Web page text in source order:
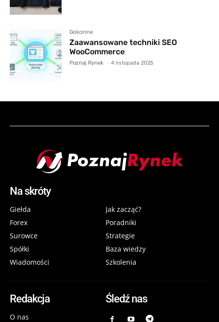
Gościnne
Zaawansowane techniki SEO
WooCommerce
Poznaj Rynek - 4 listopada 2025
Na skróty
Giełda
Forex
Surowce
Spółki
Wiadomości
Jak zacząć?
Poradniki
Strategie
Baza wiedzy
Szkolenia
Redakcja
O nas
Śledź nas